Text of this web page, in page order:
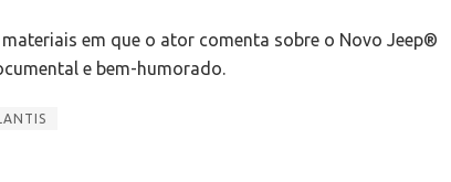
em que o ator comenta sobre o Novo Jeep®
e bem-humorado.